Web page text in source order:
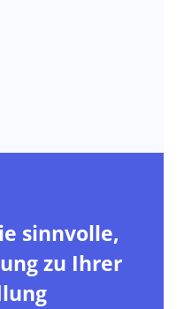
sinnvolle,
zu Ihrer